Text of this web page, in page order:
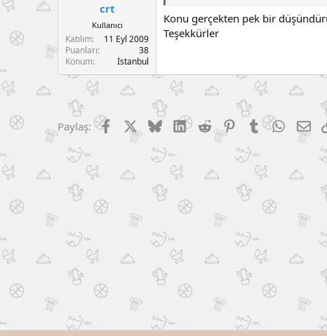
crt
Kullanıcı
Katılım
11 Eyl 2009
Puanları
38
Konum
İstanbul
Konu gerçekten pek bir
Teşekkürler
Paylaş: FacebookX (Twitter)
BlueskyLinkedIn
Reddit Pinterest
Tumblr E-